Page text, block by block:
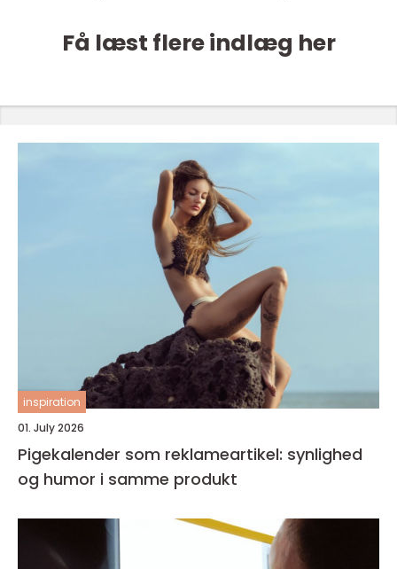
Få læst flere indlæg her
inspiration
01. July 2026
Pigekalender som reklameartikel: synlighed
og humor i samme produkt